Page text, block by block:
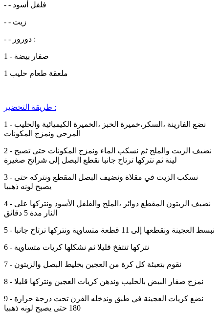
- - فلفل أسود
- - زيت
- - دورور :
1 - صفار بيضة
1 ملعقة طعام حليب
طريقة التحضير :
1 - نضع الفارينة ،السكر،خميرة الخبز ،الخميرة الكيميائية والحليب
المرحي ونمزج المكونات
2 - نضيف الزيت والملح ثم نسكب الماء ونمزج المكونات حتى تصبح
لينة ثم نتركها ترتاح جانبا نقطع البصل إلى شرائح صغيرة
3 - نسكب الزيت في مقلاة ونضيف البصل المقطع ونتركه حتى
يصبح لونه ذهبيا
4 - نضيف الزيتون المقطع دوائر ،الملح والفلفل الأسود ونتركها على
النار مدة 5 دقائق
5 - نبسط العجينة ونقطعها إلى 11 قطعة متساوية ونتركها ترتاح جانبا
6 - نتركها تنتفخ قليلا ثم نشكلها كريات متساوية
7 - نقوم بتعبئة كل كرة من العجين بخليط البصل والزيتون
8 - نمزج صفار البيض بالحليب وندهن كريات العجين ونتركها قليلا
9 - نضع كريات العجينة في طبق وندخله الفرن تحت درجة حرارة
180 حتى يصبح لونه ذهبيا